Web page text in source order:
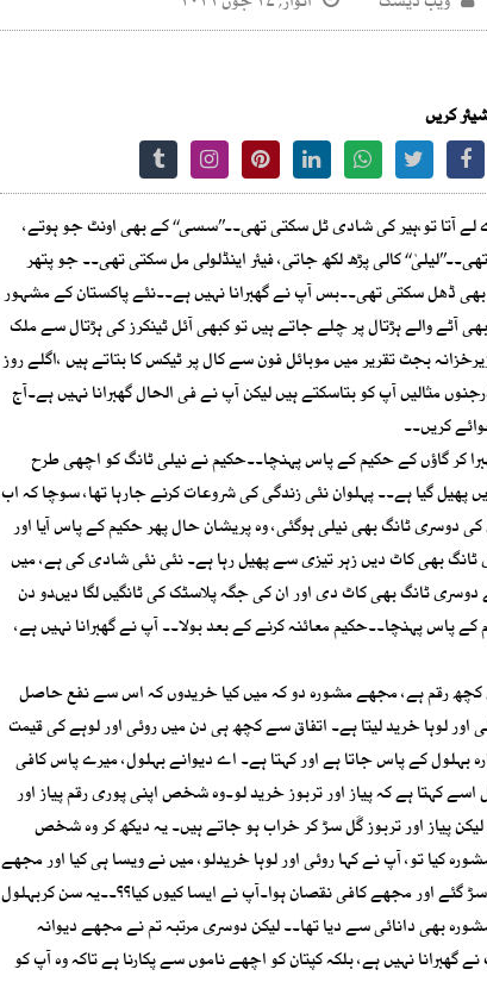
کریں
لے آتا تو،ہیر کی شادی ٹل سکتی تھی۔۔’’سسی‘‘ کے بھی اونٹ جو ہوتے،
کالی پڑھ لکھ جاتی، فیئر اینڈلولی مل سکتی تھی۔۔ جو پتھر
بھی ڈھل سکتی تھی۔۔بس آپ نے گھبرانا نہیں ہے۔۔نئے پاکستان کے مشہور
آٹے والے ہڑتال پر چلے جاتے ہیں تو کبھی آئل ٹینکرز کی ہڑتال سے ملک
بجٹ تقریر میں موبائل فون سے کال پر ٹیکس کا بتاتے ہیں ،اگلے روز
مثالیں آپ کو بتاسکتے ہیں لیکن آپ نے فی الحال گھبرانا نہیں ہے۔آج
کریں۔۔
کر گاؤں کے حکیم کے پاس پہنچا۔۔حکیم نے نیلی ٹانگ کو اچھی طرح
گیا ہے۔۔ پہلوان نئی زندگی کی شروعات کرنے جارہا تھا، سوچا کہ اب
ٹانگ بھی نیلی ہوگئی، وہ پریشان حال پھر حکیم کے پاس آیا اور
بھی کاٹ دیں زہر تیزی سے پھیل رہا ہے۔ نئی نئی شادی کی ہے، میں
ٹانگ بھی کاٹ دی اور ان کی جگہ پلاسٹک کی ٹانگیں لگا دیںدو دن
پاس پہنچا۔۔حکیم معائنہ کرنے کے بعد بولا۔۔ آپ نے گھبرانا نہیں ہے،
رقم ہے، مجھے مشورہ دو کہ میں کیا خریدوں کہ اس سے نفع حاصل
لوہا خرید لیتا ہے۔ اتفاق سے کچھ ہی دن میں روئی اور لوہے کی قیمت
کے پاس جاتا ہے اور کہتا ہے۔ اے دیوانے بہلول، میرے پاس کافی
ہے کہ پیاز اور تربوز خرید لو۔وہ شخص اپنی پوری رقم پیاز اور
پیاز اور تربوز گَل سڑ کر خراب ہو جاتے ہیں۔ یہ دیکھ کر وہ شخص
تو، آپ نے کہا روئی اور لوہا خریدلو، میں نے ویسا ہی کیا اور مجھے
گئے اور مجھے کافی نقصان ہوا۔آپ نے ایسا کیوں کیا؟؟۔۔یہ سن کربہلول
بھی دانائی سے دیا تھا۔۔ لیکن دوسری مرتبہ تم نے مجھے دیوانہ
گھبرانا نہیں ہے، بلکہ کپتان کو اچھے ناموں سے پکارنا ہے تاکہ وہ آپ کو